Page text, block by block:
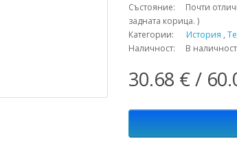
Състояние: Почти
задната корица. )
Категории: История ,
Наличност: В наличност
30.68 € /